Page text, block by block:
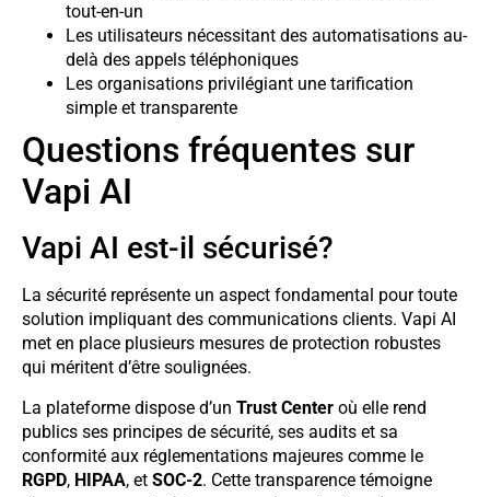
tout-en-un
Les utilisateurs nécessitant des automatisations au-
delà des appels téléphoniques
Les organisations privilégiant une tarification
simple et transparente
Questions fréquentes sur
Vapi AI
Vapi AI est-il sécurisé?
La sécurité représente un aspect fondamental pour toute
solution impliquant des communications clients. Vapi AI
met en place plusieurs mesures de protection robustes
qui méritent d’être soulignées.
La plateforme dispose d’un Trust Center où elle rend
publics ses principes de sécurité, ses audits et sa
conformité aux réglementations majeures comme le
RGPD, HIPAA, et SOC-2. Cette transparence témoigne